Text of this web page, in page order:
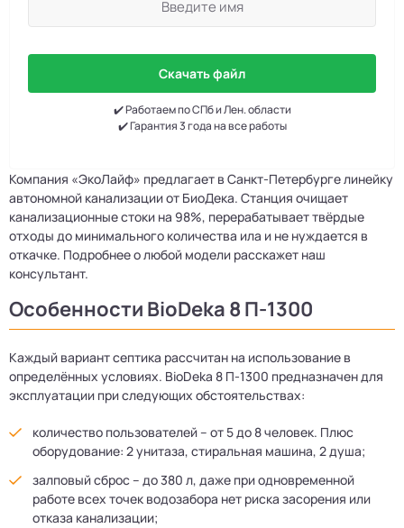
Скачать файл
✔️ Работаем по СПб и Лен. области
✔️ Гарантия 3 года на все работы
Компания «ЭкоЛайф» предлагает в Санкт-Петербурге линейку
автономной канализации от БиоДека. Станция очищает
канализационные стоки на 98%, перерабатывает твёрдые
отходы до минимального количества ила и не нуждается в
откачке. Подробнее о любой модели расскажет наш
консультант.
Особенности BioDeka 8 П-1300
Каждый вариант септика рассчитан на использование в
определённых условиях. BioDeka 8 П-1300 предназначен для
эксплуатации при следующих обстоятельствах:
количество пользователей – от 5 до 8 человек. Плюс
оборудование: 2 унитаза, стиральная машина, 2 душа;
залповый сброс – до 380 л, даже при одновременной
работе всех точек водозабора нет риска засорения или
отказа канализации;